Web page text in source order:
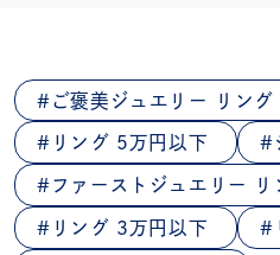
ご褒美ジュエリー リング
リング 5万円以下
ファーストジュエリー リ
リング 3万円以下